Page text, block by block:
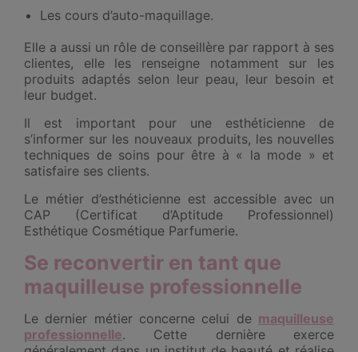
Les cours d’auto-maquillage.
Elle a aussi un rôle de conseillère par rapport à ses
clientes, elle les renseigne notamment sur les
produits adaptés selon leur peau, leur besoin et
leur budget.
Il est important pour une esthéticienne de
s’informer sur les nouveaux produits, les nouvelles
techniques de soins pour être à « la mode » et
satisfaire ses clients.
Le métier d’esthéticienne est accessible avec un
CAP (Certificat d’Aptitude Professionnel)
Esthétique Cosmétique Parfumerie.
Se reconvertir en tant que
maquilleuse professionnelle
Le dernier métier concerne celui de maquilleuse
professionnelle. Cette dernière exerce